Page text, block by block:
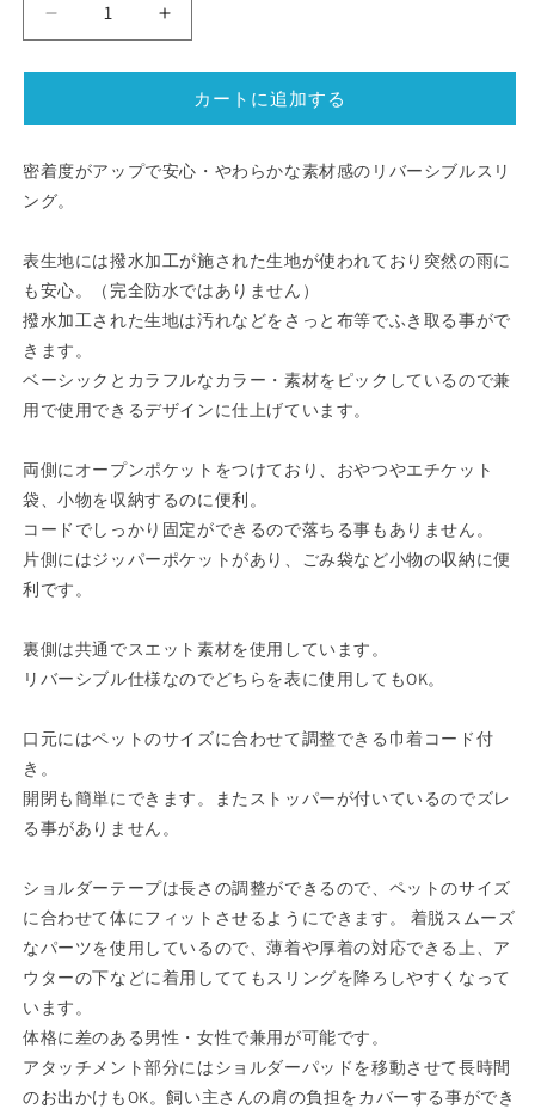
パ
フ
SLING
ペ
ッ
ト
リ
バ
シ
ブ
ル
ス
リ
グ
【ス
ン
型
ペ
ッ
キ
ャ
リ
ー
リ
バ
ー
シ
【送
料】
パ
SLING
ペ
ッ
リ
バ
シ
ブ
ル
ス
グ
【ス
ン
型
ペ
ッ
キ
ャ
リ
ー
バ
ー
シ
カートに追加する
密着度がアップで安心・やわらかな素材感のリバーシブルスリ
ング。
表生地には撥水加工が施された生地が使われており突然の雨に
も安心。（完全防水ではありません）
撥水加工された生地は汚れなどをさっと布等でふき取る事がで
きます。
ベーシックとカラフルなカラー・素材をピックしているので兼
用で使用できるデザインに仕上げています。
両側にオープンポケットをつけており、おやつやエチケット
袋、小物を収納するのに便利。
コードでしっかり固定ができるので落ちる事もありません。
片側にはジッパーポケットがあり、ごみ袋など小物の収納に便
利です。
裏側は共通でスエット素材を使用しています。
リバーシブル仕様なのでどちらを表に使用してもOK。
口元にはペットのサイズに合わせて調整できる巾着コード付
き。
開閉も簡単にできます。またストッパーが付いているのでズレ
る事がありません。
ショルダーテープは長さの調整ができるので、ペットのサイズ
に合わせて体にフィットさせるようにできます。 着脱スムーズ
なパーツを使用しているので、薄着や厚着の対応できる上、ア
ウターの下などに着用しててもスリングを降ろしやすくなって
います。
体格に差のある男性・女性で兼用が可能です。
アタッチメント部分にはショルダーパッドを移動させて長時間
のお出かけもOK。飼い主さんの肩の負担をカバーする事ができ